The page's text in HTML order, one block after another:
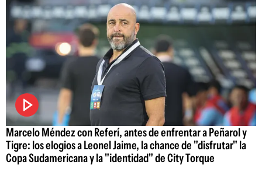
Marcelo Méndez con Referí, antes de enfrentar a Peñarol y
Tigre: los elogios a Leonel Jaime, la chance de "disfrutar" la
Copa Sudamericana y la "identidad" de City Torque